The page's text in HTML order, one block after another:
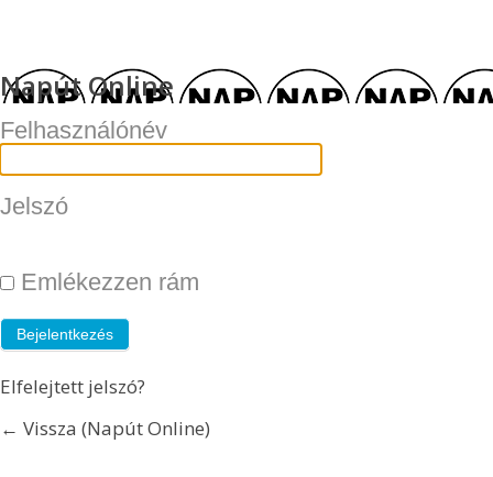
Napút Online
Felhasználónév
Jelszó
Emlékezzen rám
Elfelejtett jelszó?
← Vissza (Napút Online)